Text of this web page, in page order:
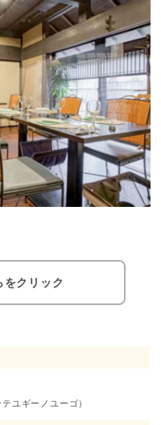
をクリック
テユギーノユーゴ）